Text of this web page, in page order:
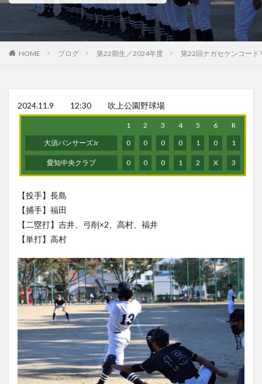
HOME ブログ 第22期生／2024年度 第22回ナガセケンコー
2024.11.9 12:30 吹上公園野球場
1 2 3 4 5 6
R
大須パンサーズJr
0 0 0 0 1 0 1
愛知中央クラブ 0 0 0 1 2 X 3
【投手】長島
【捕手】福田
【二塁打】吉井、弓削×2、高村、福井
【単打】高村